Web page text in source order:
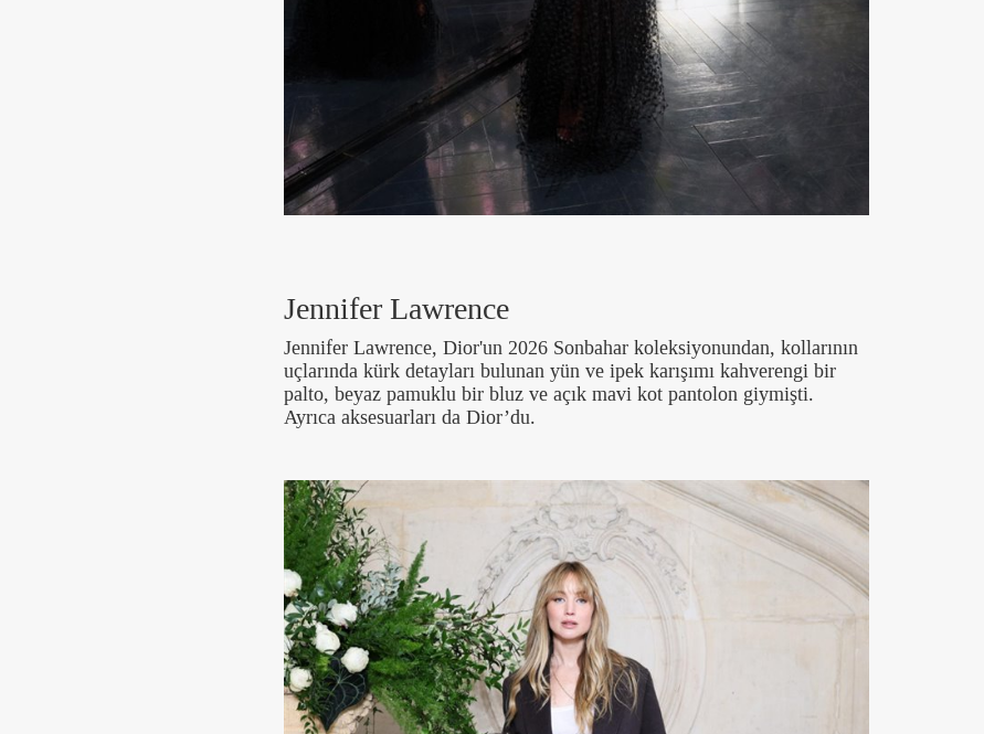
Jennifer Lawrence
Jennifer Lawrence, Dior'un 2026 Sonbahar koleksiyonundan, kollarının
uçlarında kürk detayları bulunan yün ve ipek karışımı kahverengi bir
palto, beyaz pamuklu bir bluz ve açık mavi kot pantolon giymişti.
Ayrıca aksesuarları da Dior’du.